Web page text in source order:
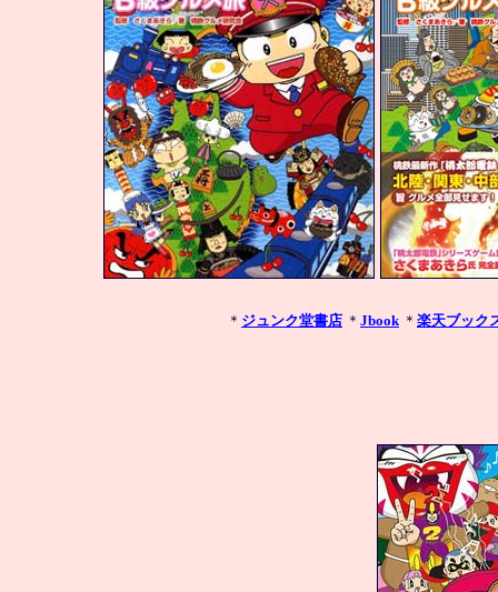
＊ ジュンク堂書店 ＊ Jbook ＊ 楽天ブック